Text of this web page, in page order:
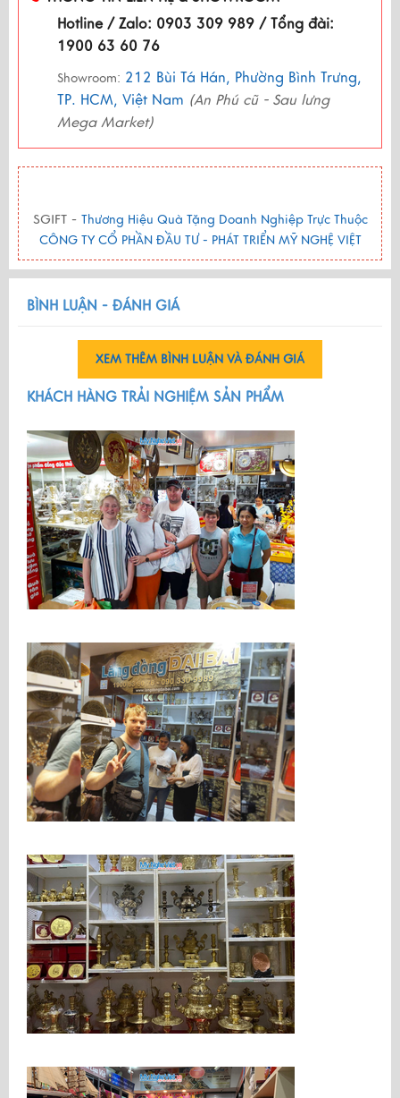
Hotline / Zalo: 0903 309 989 / Tổng đài:
1900 63 60 76
Showroom: 212 Bùi Tá Hán, Phường Bình Trưng,
TP. HCM, Việt Nam (An Phú cũ - Sau lưng
Mega Market)
SGIFT - Thương Hiệu Quà Tặng Doanh Nghiệp Trực Thuộc
CÔNG TY CỔ PHẦN ĐẦU TƯ - PHÁT TRIỂN MỸ NGHỆ VIỆT
BÌNH LUẬN - ĐÁNH GIÁ
XEM THÊM BÌNH LUẬN VÀ ĐÁNH GIÁ
KHÁCH HÀNG TRẢI NGHIỆM SẢN PHẨM